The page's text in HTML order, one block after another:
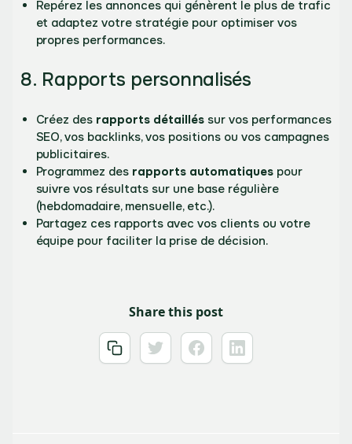
Repérez les annonces qui génèrent le plus de trafic
et adaptez votre stratégie pour optimiser vos
propres performances.
8. Rapports personnalisés
Créez des rapports détailléssur vos performances
SEO, vos backlinks, vos positions ou vos campagnes
publicitaires.
Programmez des rapports automatiquespour
suivre vos résultats sur une base régulière
(hebdomadaire, mensuelle, etc.).
Partagez ces rapports avec vos clients ou votre
équipe pour faciliter la prise de décision.
Share this post